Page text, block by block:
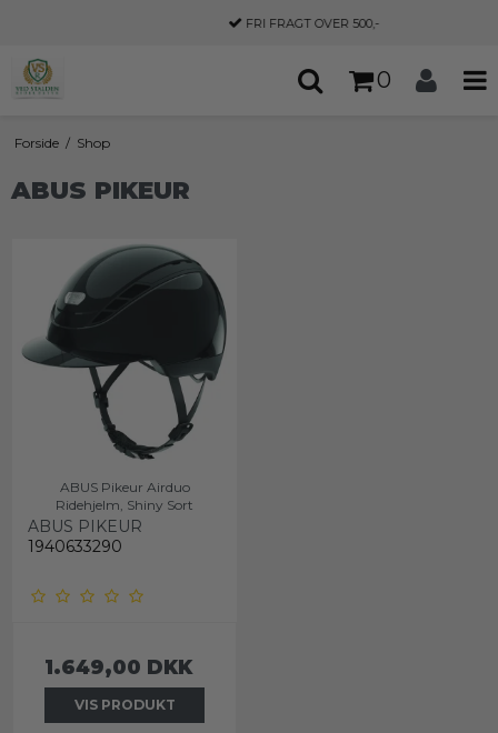
FRI FRAGTOVER 500,-
0
Forside / Shop
ABUS PIKEUR
ABUS Pikeur Airduo
Ridehjelm, Shiny Sort
ABUS PIKEUR
1940633290
1.649,00 DKK
VIS PRODUKT